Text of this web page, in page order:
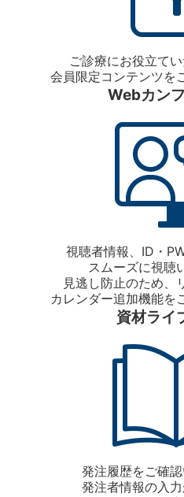
ご診療にお役立て
会員限定コンテンツを
Webカン
視聴者情報、ID・
スムーズに視聴
見逃し防止のため、
カレンダー追加機能を
資材ライ
発注履歴をご確認
発注者情報の入力